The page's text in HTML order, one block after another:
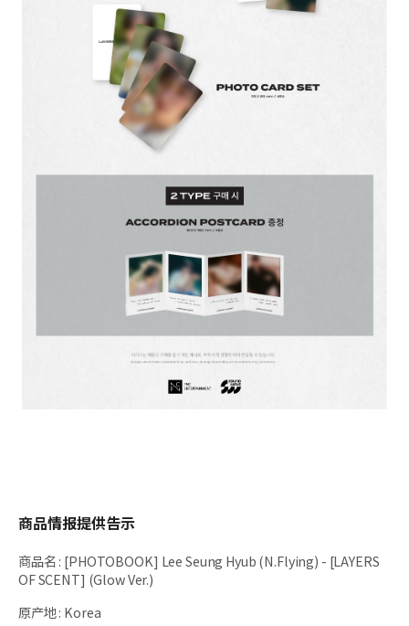
商品情报提供告示
商品名: [PHOTOBOOK] Lee Seung Hyub (N.Flying) - [LAYERS
OF SCENT] (Glow Ver.)
原产地: Korea